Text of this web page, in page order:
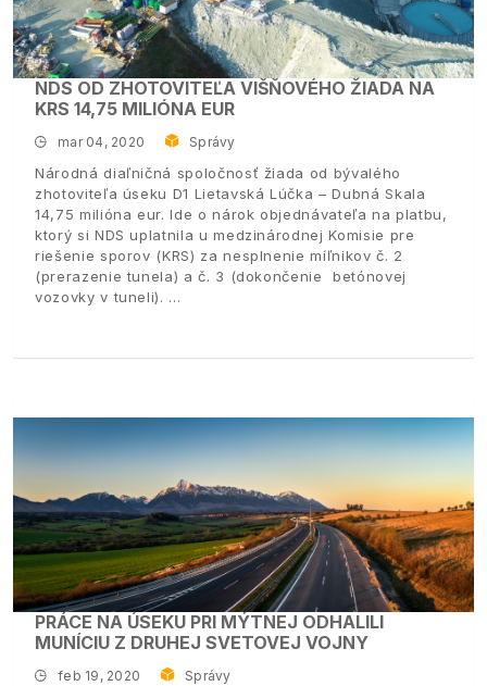
NDS OD ZHOTOVITEĽA VIŠŇOVÉHO ŽIADA NA
KRS 14,75 MILIÓNA EUR
mar 04, 2020 Správy
Národná diaľničná spoločnosť žiada od bývalého
zhotoviteľa úseku D1 Lietavská Lúčka – Dubná Skala
14,75 milióna eur. Ide o nárok objednávateľa na platbu,
ktorý si NDS uplatnila u medzinárodnej Komisie pre
riešenie sporov (KRS) za nesplnenie míľnikov č. 2
(prerazenie tunela) a č. 3 (dokončenie betónovej
vozovky v tuneli).
PRÁCE NA ÚSEKU PRI MÝTNEJ ODHALILI
MUNÍCIU Z DRUHEJ SVETOVEJ VOJNY
feb 19, 2020 Správy